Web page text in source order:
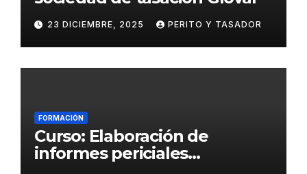
23 DICIEMBRE, 2025 PERITO Y TASADOR
FORMACIÓN
Curso: Elaboración de
informes periciales